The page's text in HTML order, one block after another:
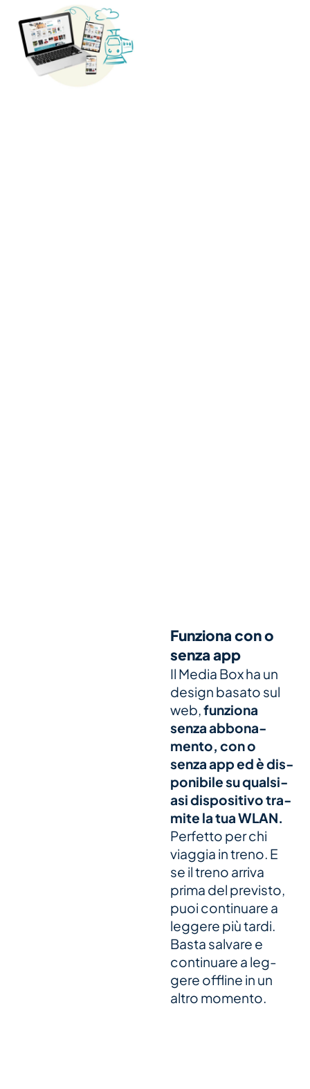
Funziona con o
senza app
Il Media Box ha un
design basato sul
web,fun­ziona
senza abbo­na­
mento, con o
senza app ed è dis­
po­ni­bile su qual­si­
asi dis­po­si­tivo tra­
mite la tua WLAN.
Per­fetto per chi
viag­gia in treno. E
se il treno arriva
prima del pre­visto,
puoi con­ti­nu­are a
leg­gere più tardi.
Basta sal­vare e
con­ti­nu­are a leg­
gere off­line in un
altro momento.